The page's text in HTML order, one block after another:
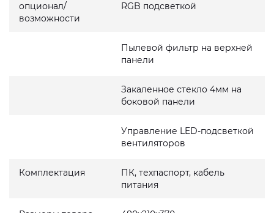
опционал/
возможности
RGB подсветкой
Пылевой фильтр на верхней
панели
Закаленное стекло 4мм на
боковой панели
Управление LED-подсветкой
вентиляторов
Комплектация
ПК, техпаспорт, кабель
питания